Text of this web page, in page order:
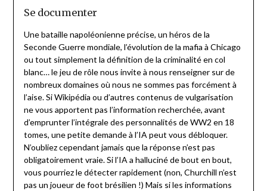
Se documenter
Une bataille napoléonienne précise, un héros de la
Seconde Guerre mondiale, l’évolution de la mafia à Chicago
ou tout simplement la définition de la criminalité en col
blanc… le jeu de rôle nous invite à nous renseigner sur de
nombreux domaines où nous ne sommes pas forcément à
l’aise. Si Wikipédia ou d’autres contenus de vulgarisation
ne vous apportent pas l’information recherchée, avant
d’emprunter l’intégrale des personnalités de WW2 en 18
tomes, une petite demande à l’IA peut vous débloquer.
N’oubliez cependant jamais que la réponse n’est pas
obligatoirement vraie. Si l’IA a halluciné de bout en bout,
vous pourriez le détecter rapidement (non, Churchill n’est
pas un joueur de foot brésilien !) Mais si les informations